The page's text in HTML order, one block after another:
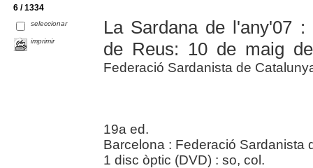
6 / 1334
seleccionar
imprimir
La Sardana de l'any'07
de Reus: 10 de maig
Federació Sardanista de
19a ed.
Barcelona : Federació Sardanista
1 disc òptic (DVD) : so, col.